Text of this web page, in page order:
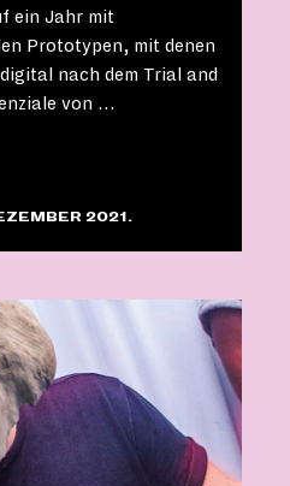
ein Jahr mit
Prototypen, mit denen
nach dem Trial and
von …
2021.